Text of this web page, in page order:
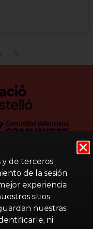
5
y de terceros
de la sesión
experiencia
sitios
nuestras
ni